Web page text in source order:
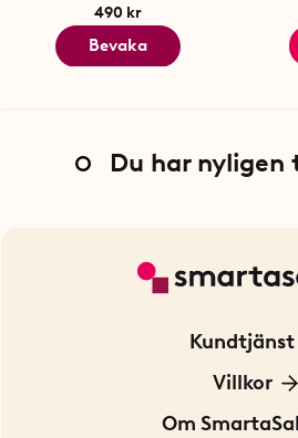
490 kr
Bevaka
Du har
Kundtjänst
Kontakta oss
För Företag
Villkor
Frakt och
Om